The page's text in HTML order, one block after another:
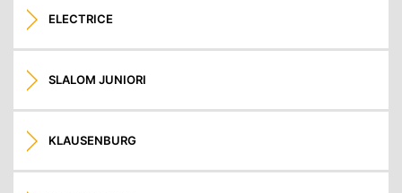
ELECTRICE
SLALOM JUNIORI
KLAUSENBURG